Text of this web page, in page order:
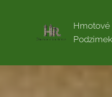
Podzimek